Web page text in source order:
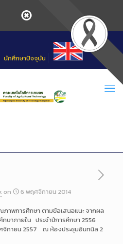
นักศึกษาปัจจุบัน
on 6 พฤศจิกายน 2014
าพการศึกษา ตามข้อเสนอแนะ จากผล
ษาภายใน ประจำปีการศึกษา 2556
จิกายน 2557 ณ ห้องประชุมอินทนิล 2